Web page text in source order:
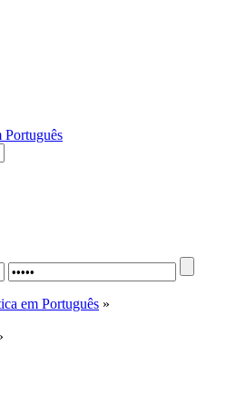
em Português »